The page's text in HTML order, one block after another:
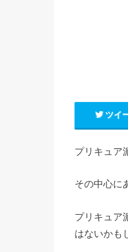
ツイ
プリキュア
その中心に
プリキュア
はないかも